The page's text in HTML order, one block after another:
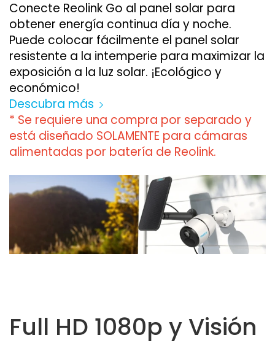
Conecte Reolink Go al panel solar para
obtener energía continua día y noche.
Puede colocar fácilmente el panel solar
resistente a la intemperie para maximizar la
exposición a la luz solar. ¡Ecológico y
económico!
Descubra más
* Se requiere una compra por separado y
está diseñado SOLAMENTE para cámaras
alimentadas por batería de Reolink.
Full HD 1080p y Visión